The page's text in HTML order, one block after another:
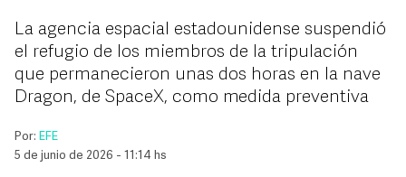
La agencia espacial estadounidense suspendió
el refugio de los miembros de la tripulación
que permanecieron unas dos horas en la nave
Dragon, de SpaceX, como medida preventiva
Por: EFE
5 de junio de 2026 - 11:14 hs